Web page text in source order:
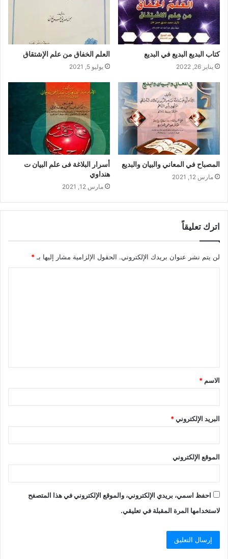
كتاب البديع البديع في البديع
يناير 26, 2022
العلم الخفاق من علم الإشتقاق
يوليو 5, 2021
المصباح في المعاني والبيان والبديع
مارس 12, 2021
أسرار البلاغة فى علم البيان ت
هنداوي
مارس 12, 2021
اترك تعليقاً
لن يتم نشر عنوان بريدك الإلكتروني. الحقول الإلزامية مشار إليها بـ *
الاسم *
البريد الإلكتروني*
الموقع الإلكتروني
احفظ اسمي، بريدي الإلكتروني، والموقع الإلكتروني في هذا المتصفح
لاستخدامها المرة المقبلة في تعليقي.